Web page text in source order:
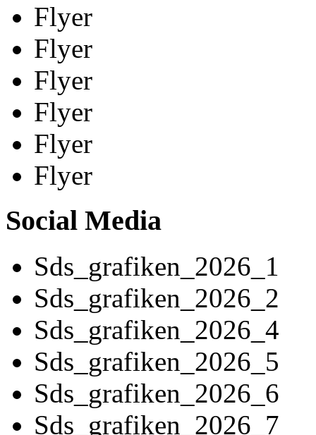
Flyer
Flyer
Flyer
Flyer
Flyer
Flyer
Social Media
Sds_grafiken_2026_1
Sds_grafiken_2026_2
Sds_grafiken_2026_4
Sds_grafiken_2026_5
Sds_grafiken_2026_6
Sds_grafiken_2026_7